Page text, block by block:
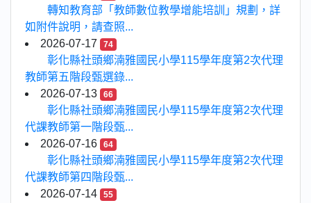
轉知教育部「教師數位教學增能培訓」規劃，詳
如附件說明，請查照...
2026-07-17
74
彰化縣社頭鄉湳雅國民小學115學年度第2次代理
教師第五階段甄選錄...
2026-07-13
66
彰化縣社頭鄉湳雅國民小學115學年度第2次代理
代課教師第一階段甄...
2026-07-16
64
彰化縣社頭鄉湳雅國民小學115學年度第2次代理
代課教師第四階段甄...
2026-07-14
55